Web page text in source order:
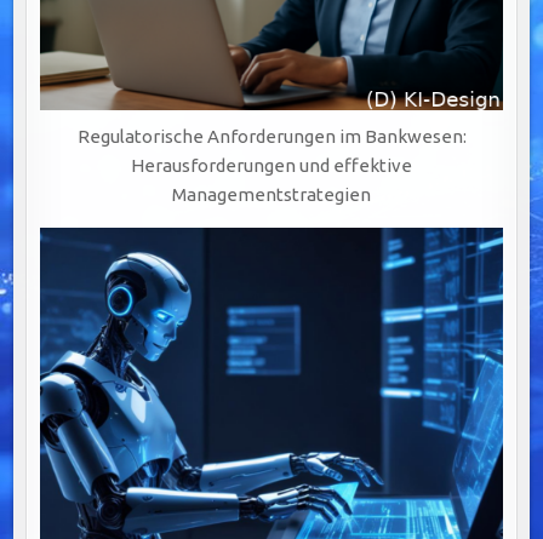
Regulatorische Anforderungen im Bankwesen:
Herausforderungen und effektive
Managementstrategien